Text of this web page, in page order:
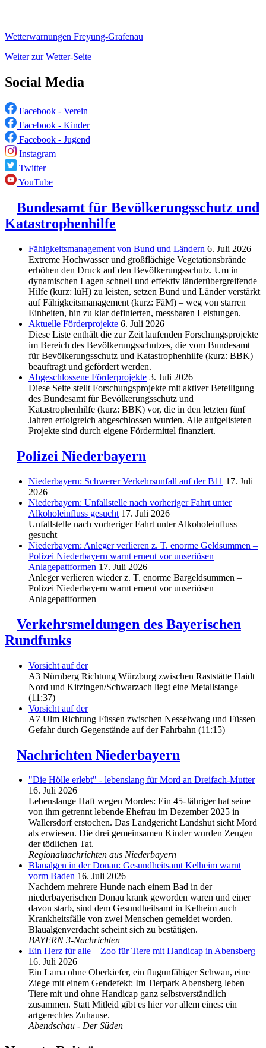
Wetterwarnungen Freyung-Grafenau
Weiter zur Wetter-Seite
Social Media
Facebook - Verein
Facebook - Kinder
Facebook - Jugend
Instagram
Twitter
YouTube
Bundesamt für Bevölkerungsschutz und
Katastrophenhilfe
Fähigkeitsmanagement von Bund und Ländern 6. Juli 2026
Extreme Hochwasser und großflächige Vegetationsbrände
erhöhen den Druck auf den Bevölkerungsschutz. Um in
dynamischen Lagen schnell und effektiv länderübergreifende
Hilfe (kurz: lüH) zu leisten, setzen Bund und Länder verstärkt
auf Fähigkeitsmanagement (kurz: FäM) – weg von starren
Einheiten, hin zu klar definierten, messbaren Leistungen.
Aktuelle Förderprojekte 6. Juli 2026
Diese Liste enthält die zur Zeit laufenden Forschungsprojekte
im Bereich des Be­völkerungs­schutzes, die vom Bundesamt
für Bevölkerungsschutz und Katastrophenhilfe (kurz: BBK)
beauftragt und gefördert werden.
Abgeschlos­sene Förderprojekte 3. Juli 2026
Diese Seite stellt Forschungsprojekte mit aktiver Beteiligung
des Bundesamt für Bevölkerungsschutz und
Katastrophenhilfe (kurz: BBK) vor, die in den letzten fünf
Jahren erfolgreich abgeschlossen wurden. Alle aufgelisteten
Projekte sind durch eigene Fördermittel finanziert.
Polizei Niederbayern
Niederbayern: Schwerer Verkehrsunfall auf der B11 17. Juli
2026
Niederbayern: Unfallstelle nach vorheriger Fahrt unter
Alkoholeinfluss gesucht 17. Juli 2026
Unfallstelle nach vorheriger Fahrt unter Alkoholeinfluss
gesucht
Niederbayern: Anleger verlieren z. T. enorme Geldsummen –
Polizei Niederbayern warnt erneut vor unseriösen
Anlagepattformen 17. Juli 2026
Anleger verlieren wieder z. T. enorme Bargeldsummen –
Polizei Niederbayern warnt erneut vor unseriösen
Anlagepattformen
Verkehrsmeldungen des Bayerischen
Rundfunks
Vorsicht auf der
A3 Nürnberg Richtung Würzburg zwischen Raststätte Haidt
Nord und Kitzingen/Schwarzach liegt eine Metallstange
(11:37)
Vorsicht auf der
A7 Ulm Richtung Füssen zwischen Nesselwang und Füssen
Gefahr durch Gegenstände auf der Fahrbahn (11:15)
Nachrichten Niederbayern
"Die Hölle erlebt" - lebenslang für Mord an Dreifach-Mutter
16. Juli 2026
Lebenslange Haft wegen Mordes: Ein 45-Jähriger hat seine
von ihm getrennt lebende Ehefrau im Dezember 2025 in
Wallersdorf erstochen. Das Landgericht Landshut sieht Mord
als erwiesen. Die drei gemeinsamen Kinder wurden Zeugen
der tödlichen Tat.
Regionalnachrichten aus Niederbayern
Blaualgen in der Donau: Gesundheitsamt Kelheim warnt
vorm Baden 16. Juli 2026
Nachdem mehrere Hunde nach einem Bad in der
niederbayerischen Donau krank geworden waren und einer
davon starb, sind dem Gesundheitsamt in Kelheim auch
Krankheitsfälle von zwei Menschen gemeldet worden.
Blaualgenverdacht scheint sich zu bestätigen.
BAYERN 3-Nachrichten
Ein Herz für alle – Zoo für Tiere mit Handicap in Abensberg
16. Juli 2026
Ein Lama ohne Oberkiefer, ein flugunfähiger Schwan, eine
Ziege mit einem Gendefekt: Im Tierpark Abensberg leben
Tiere mit und ohne Handicap ganz selbstverständlich
zusammen. Statt Mitleid gibt es hier vor allem eines: ein
artgerechtes Zuhause.
Abendschau - Der Süden